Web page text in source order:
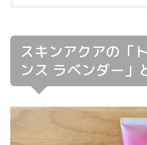
スキンアクアの「
ンス ラベンダー」